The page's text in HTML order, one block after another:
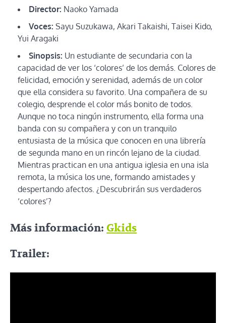
Director: Naoko Yamada
Voces: Sayu Suzukawa, Akari Takaishi, Taisei Kido,
Yui Aragaki
Sinopsis: Un estudiante de secundaria con la
capacidad de ver los ‘colores’ de los demás. Colores de
felicidad, emoción y serenidad, además de un color
que ella considera su favorito. Una compañera de su
colegio, desprende el color más bonito de todos.
Aunque no toca ningún instrumento, ella forma una
banda con su compañera y con un tranquilo
entusiasta de la música que conocen en una librería
de segunda mano en un rincón lejano de la ciudad.
Mientras practican en una antigua iglesia en una isla
remota, la música los une, formando amistades y
despertando afectos. ¿Descubrirán sus verdaderos
‘colores’?
Más información: Gkids
Trailer: